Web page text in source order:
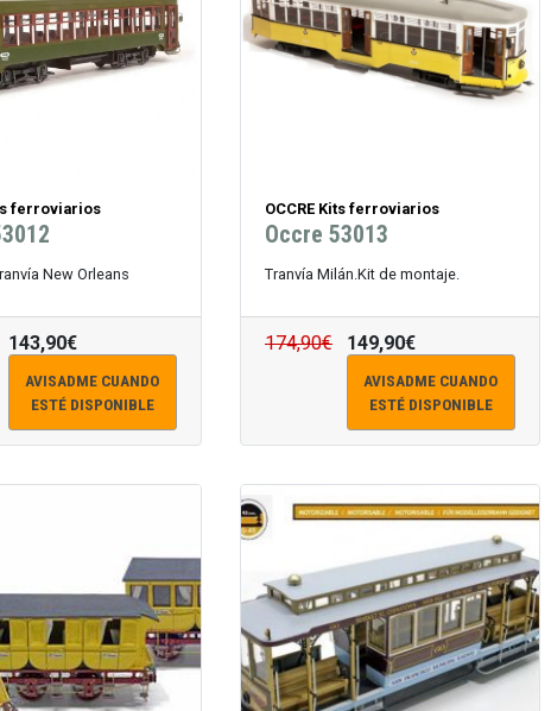
ferroviarios
New Orleans
143,90€
AVISADME CUANDO
ESTÉ DISPONIBLE
OCCRE Kits ferroviarios
Occre 53013
Tranvía Milán.Kit de montaje.
174,90€ 149,90€
AVISADME CUANDO
ESTÉ DISPONIBLE